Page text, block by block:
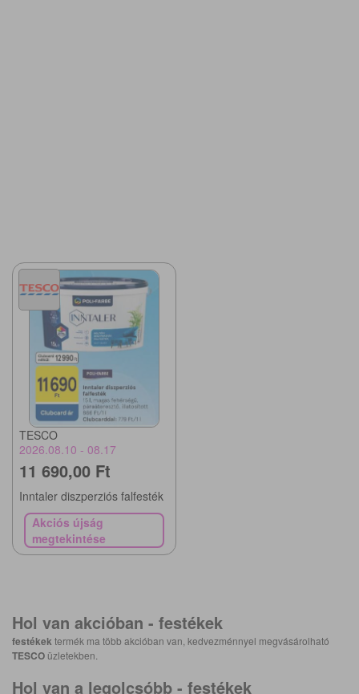
TESCO
2026.08.10 - 08.17
11 690,00 Ft
Inntaler diszperziós falfesték
Akciós újság
megtekintése
Hol van akcióban - festékek
festékektermék ma több akcióban van, kedvezménnyel megvásárolható
TESCO üzletekben.
Hol van a legolcsóbb - festékek